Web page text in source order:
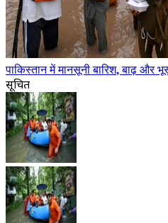
पाकिस्तान में मानसूनी बारिश, बाढ़ और
सूचित